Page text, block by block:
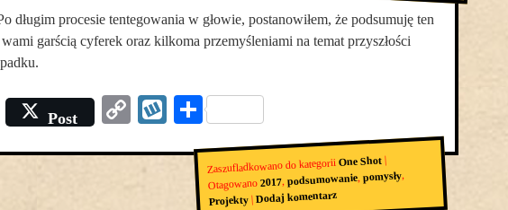
długim procesie tentegowania w głowie, postanowiłem, że podsumuję ten
garścią cyferek oraz kilkoma przemyśleniami na temat przyszłości
Post
CopyWykop
Podziel
się
Zaszufladkowano do kategoriiOne Shot |
Otagowano2017,podsumowanie,pomysły,
Projekty | Dodaj komentarz